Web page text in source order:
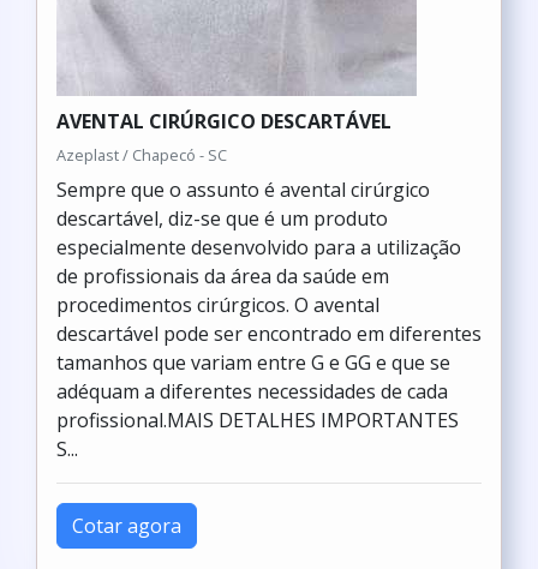
AVENTAL CIRÚRGICO DESCARTÁVEL
Azeplast / Chapecó - SC
Sempre que o assunto é avental cirúrgico
descartável, diz-se que é um produto
especialmente desenvolvido para a utilização
de profissionais da área da saúde em
procedimentos cirúrgicos. O avental
descartável pode ser encontrado em diferentes
tamanhos que variam entre G e GG e que se
adéquam a diferentes necessidades de cada
profissional.MAIS DETALHES IMPORTANTES
S...
Cotar agora